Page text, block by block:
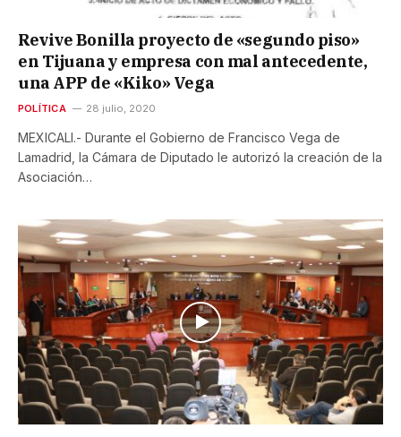
Revive Bonilla proyecto de «segundo piso»
en Tijuana y empresa con mal antecedente,
una APP de «Kiko» Vega
POLÍTICA 28 julio, 2020
MEXICALI.- Durante el Gobierno de Francisco Vega de
Lamadrid, la Cámara de Diputado le autorizó la creación de la
Asociación…